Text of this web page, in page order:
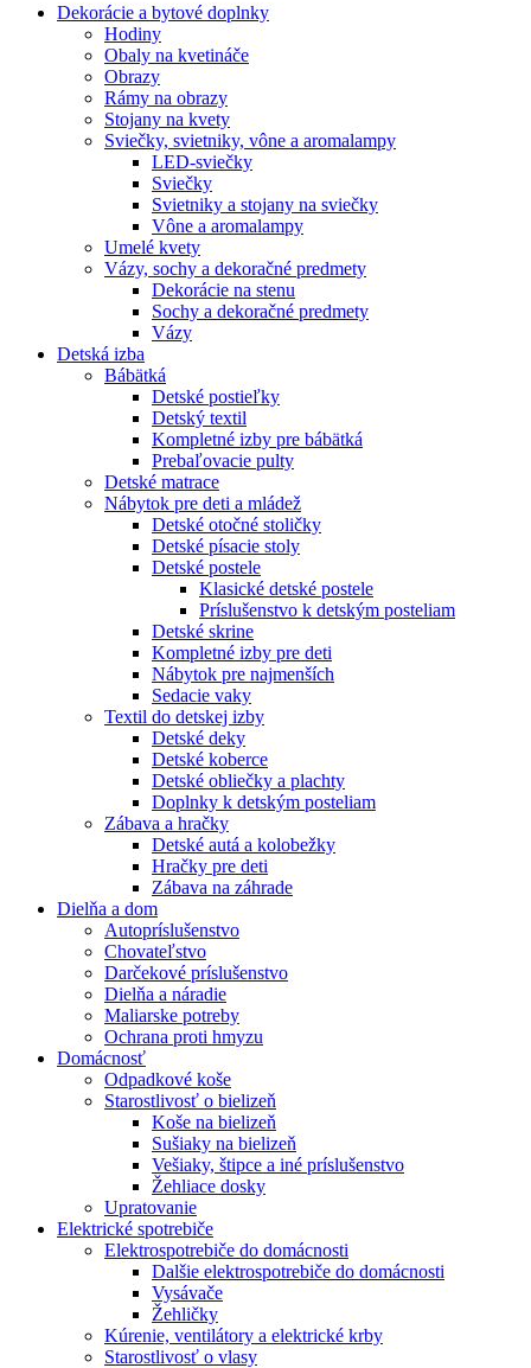
Dekorácie a bytové doplnky
Hodiny
Obaly na kvetináče
Obrazy
Rámy na obrazy
Stojany na kvety
Sviečky, svietniky, vône a aromalampy
LED-sviečky
Sviečky
Svietniky a stojany na sviečky
Vône a aromalampy
Umelé kvety
Vázy, sochy a dekoračné predmety
Dekorácie na stenu
Sochy a dekoračné predmety
Vázy
Detská izba
Bábätká
Detské postieľky
Detský textil
Kompletné izby pre bábätká
Prebaľovacie pulty
Detské matrace
Nábytok pre deti a mládež
Detské otočné stoličky
Detské písacie stoly
Detské postele
Klasické detské postele
Príslušenstvo k detským posteliam
Detské skrine
Kompletné izby pre deti
Nábytok pre najmenších
Sedacie vaky
Textil do detskej izby
Detské deky
Detské koberce
Detské obliečky a plachty
Doplnky k detským posteliam
Zábava a hračky
Detské autá a kolobežky
Hračky pre deti
Zábava na záhrade
Dielňa a dom
Autopríslušenstvo
Chovateľstvo
Darčekové príslušenstvo
Dielňa a náradie
Maliarske potreby
Ochrana proti hmyzu
Domácnosť
Odpadkové koše
Starostlivosť o bielizeň
Koše na bielizeň
Sušiaky na bielizeň
Vešiaky, štipce a iné príslušenstvo
Žehliace dosky
Upratovanie
Elektrické spotrebiče
Elektrospotrebiče do domácnosti
Dalšie elektrospotrebiče do domácnosti
Vysávače
Žehličky
Kúrenie, ventilátory a elektrické krby
Starostlivosť o vlasy